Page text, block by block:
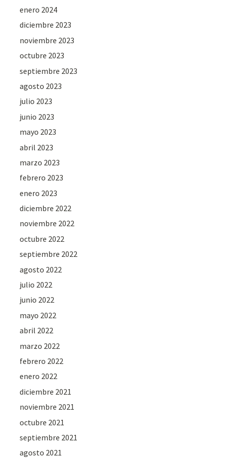
enero 2024
diciembre 2023
noviembre 2023
octubre 2023
septiembre 2023
agosto 2023
julio 2023
junio 2023
mayo 2023
abril 2023
marzo 2023
febrero 2023
enero 2023
diciembre 2022
noviembre 2022
octubre 2022
septiembre 2022
agosto 2022
julio 2022
junio 2022
mayo 2022
abril 2022
marzo 2022
febrero 2022
enero 2022
diciembre 2021
noviembre 2021
octubre 2021
septiembre 2021
agosto 2021